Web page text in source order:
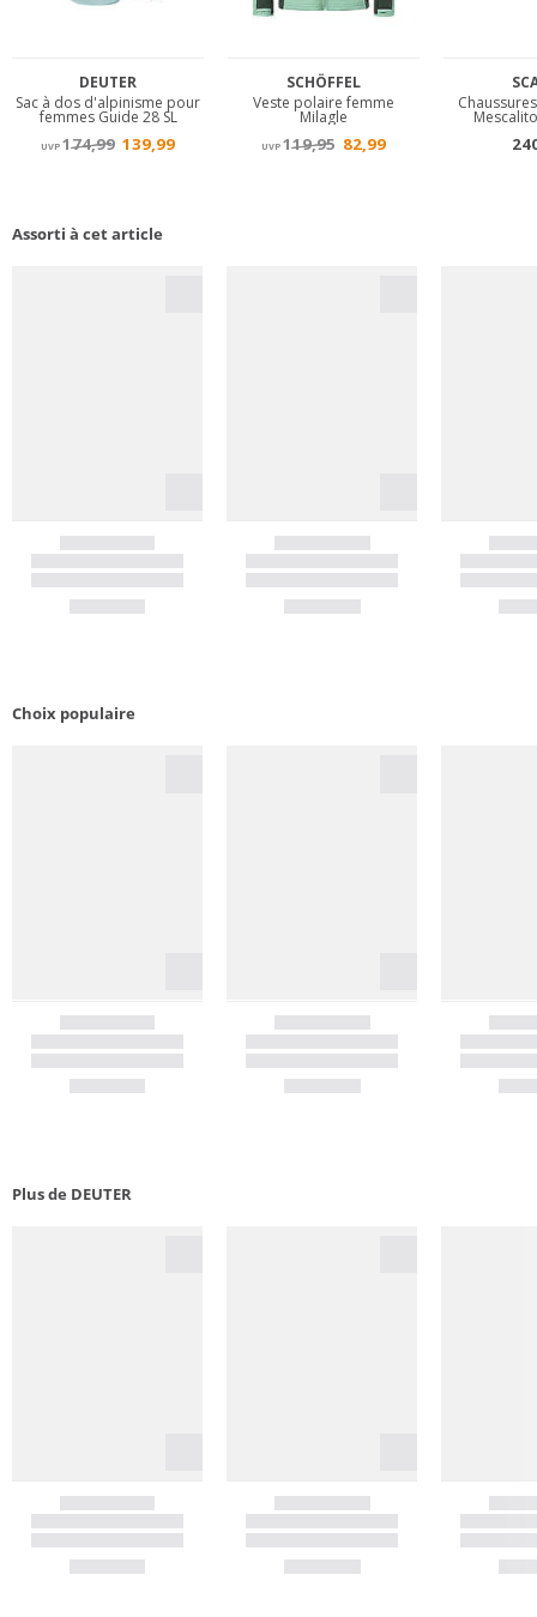
Assorti à cet article
Choix populaire
Plus de DEUTER